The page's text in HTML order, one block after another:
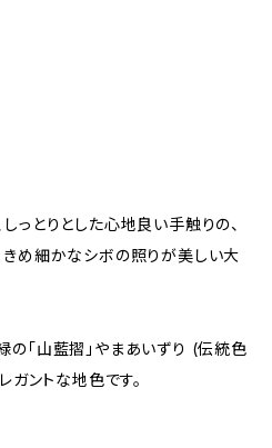
っとりとした心地良い手触りの、
きめ細かなシボの照りが美しい大
の「山藍摺」やまあいずり (伝統色
ガントな地色です。